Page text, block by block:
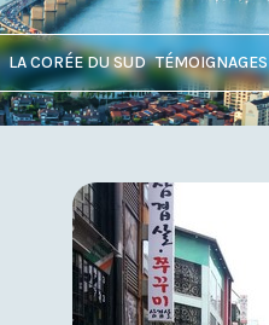
LA CORÉE DU SUD TÉMOIGNAGES